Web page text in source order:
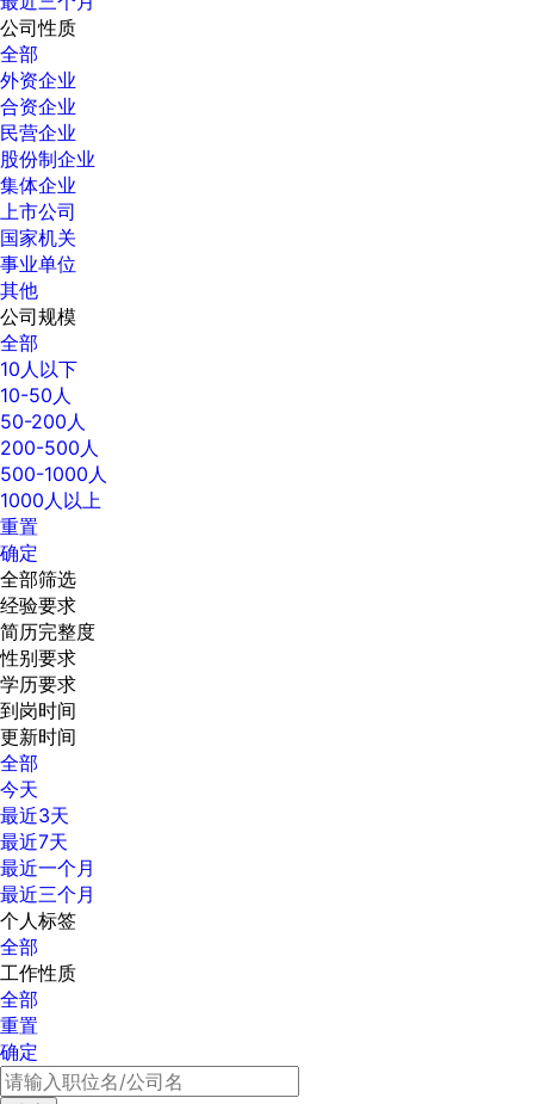
公司性质
全部
外资企业
合资企业
民营企业
股份制企业
集体企业
上市公司
国家机关
事业单位
其他
公司规模
全部
10人以下
10-50人
50-200人
200-500人
500-1000人
1000人以上
重置
确定
全部筛选
经验要求
简历完整度
性别要求
学历要求
到岗时间
更新时间
全部
今天
最近3天
最近7天
最近一个月
最近三个月
个人标签
全部
工作性质
全部
重置
确定